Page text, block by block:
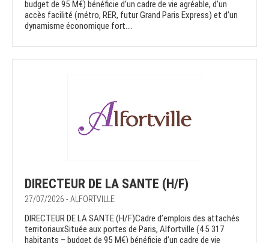
budget de 95 M€) bénéficie d’un cadre de vie agréable, d’un
accès facilité (métro, RER, futur Grand Paris Express) et d’un
dynamisme économique fort....
DIRECTEUR DE LA SANTE (H/F)
27/07/2026 - ALFORTVILLE
DIRECTEUR DE LA SANTE (H/F)Cadre d’emplois des attachés
territoriauxSituée aux portes de Paris, Alfortville (45 317
habitants – budget de 95 M€) bénéficie d’un cadre de vie